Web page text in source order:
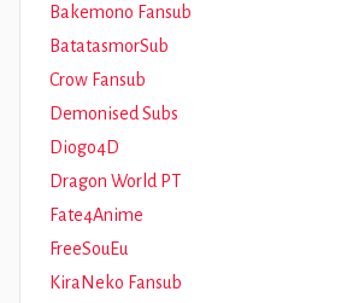
Bakemono Fansub
BatatasmorSub
Crow Fansub
Demonised Subs
Diogo4D
Dragon World PT
Fate4Anime
FreeSouEu
KiraNeko Fansub